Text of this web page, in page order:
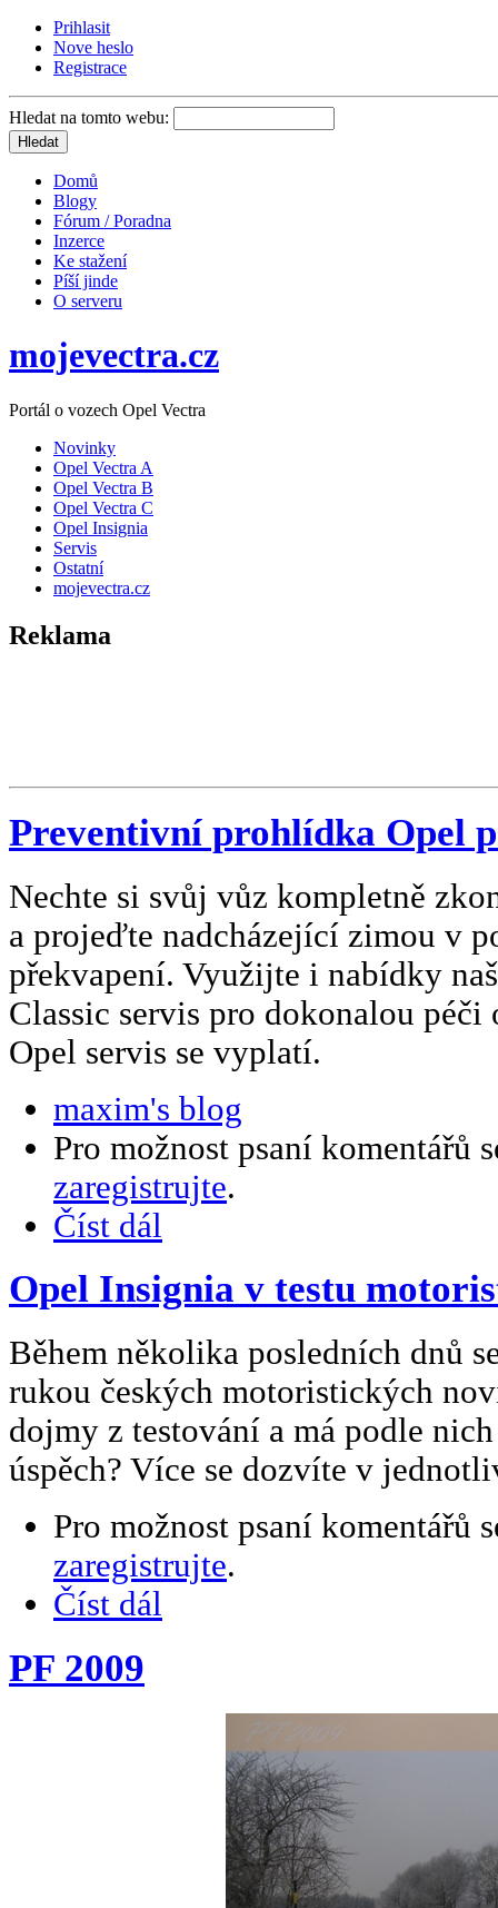
Prihlasit
Nove heslo
Registrace
Hledat na tomto webu:
Domů
Blogy
Fórum / Poradna
Inzerce
Ke stažení
Píší jinde
O serveru
mojevectra.cz
Portál o vozech Opel Vectra
Novinky
Opel Vectra A
Opel Vectra B
Opel Vectra C
Opel Insignia
Servis
Ostatní
mojevectra.cz
Reklama
Preventivní prohlídka Opel
Nechte si svůj vůz kompletně
a projeďte nadcházející zimou v
překvapení. Využijte i nabídky
Classic servis pro dokonalou
Opel servis se vyplatí.
maxim's blog
Pro možnost psaní komentářů
zaregistrujte.
Číst dál
Opel Insignia v testu
Během několika posledních dnů
rukou českých motoristických
dojmy z testování a má podle
úspěch? Více se dozvíte v
Pro možnost psaní komentářů
zaregistrujte.
Číst dál
PF 2009